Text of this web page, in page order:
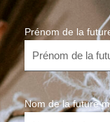
Prénom de la
Nom de la future